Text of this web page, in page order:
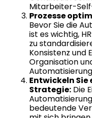
Mitarbeiter-
Prozesse
Bevor Sie die
ist es wichtig,
zu
Konsistenz und
Organisation
Entwickeln
Strategie: Die
bedeutende